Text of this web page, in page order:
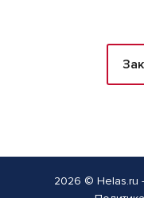
2026 © Helas.ru